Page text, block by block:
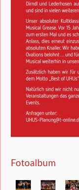
Fotoalbum